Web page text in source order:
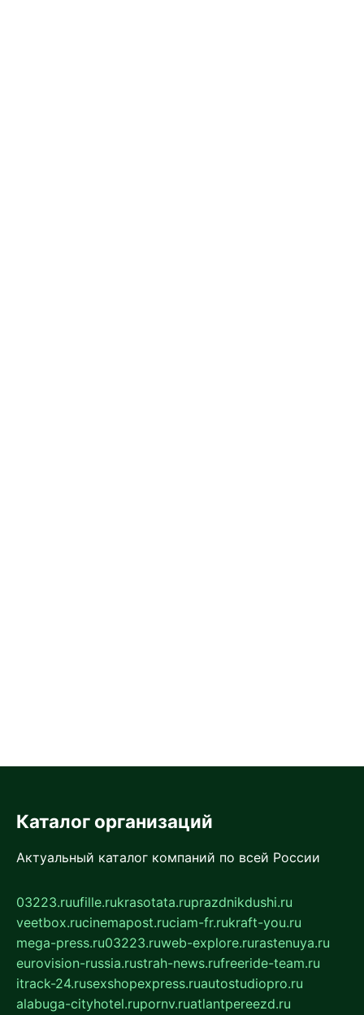
Каталог организаций
Актуальный каталог компаний по всей России
03223.ruufille.rukrasotata.ruprazdnikdushi.ru
veetbox.rucinemapost.ruciam-fr.rukraft-you.ru
mega-press.ru03223.ruweb-explore.rurastenuya.ru
eurovision-russia.rustrah-news.rufreeride-team.ru
itrack-24.rusexshopexpress.ruautostudiopro.ru
alabuga-cityhotel.rupornv.ruatlantpereezd.ru